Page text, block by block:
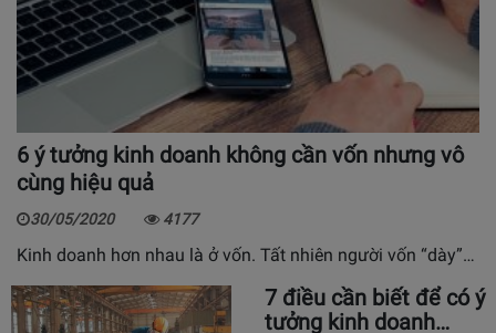
6 ý tưởng kinh doanh không cần vốn nhưng vô
cùng hiệu quả
30/05/2020 4177
Kinh doanh hơn nhau là ở vốn. Tất nhiên người vốn “dày”…
7 điều cần biết để có ý
tưởng kinh doanh…